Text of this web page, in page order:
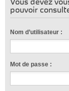
pouvoir
Nom d’utilisateur :
Mot de passe :